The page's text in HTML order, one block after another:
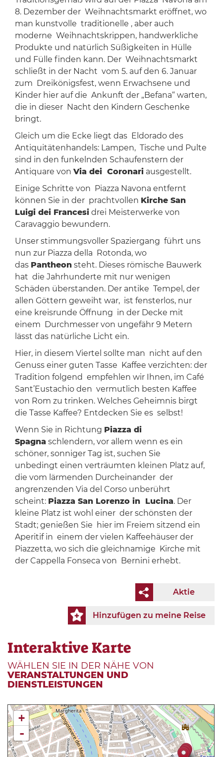
8. Dezember der Weihnachtsmarkt eröffnet, wo
man kunstvolle traditionelle , aber auch
moderne Weihnachtskrippen, handwerkliche
Produkte und natürlich Süßigkeiten in Hülle
und Fülle finden kann. Der Weihnachtsmarkt
schließt in der Nacht vom 5. auf den 6. Januar
zum Dreikönigsfest, wenn Erwachsene und
Kinder hier auf die Ankunft der „Befana“ warten,
die in dieser Nacht den Kindern Geschenke
bringt.
Gleich um die Ecke liegt das Eldorado des
Antiquitätenhandels: Lampen, Tische und Pulte
sind in den funkelnden Schaufenstern der
Antiquare von Via dei Coronariausgestellt.
Einige Schritte von Piazza Navona entfernt
können Sie in der prachtvollen Kirche San
Luigi dei Francesidrei Meisterwerke von
Caravaggio bewundern.
Unser stimmungsvoller Spaziergang führt uns
nun zur Piazza della Rotonda, wo
das Pantheonsteht. Dieses römische Bauwerk
hat die Jahrhunderte mit nur wenigen
Schäden überstanden. Der antike Tempel, der
allen Göttern geweiht war, ist fensterlos, nur
eine kreisrunde Öffnung in der Decke mit
einem Durchmesser von ungefähr 9 Metern
lässt das natürliche Licht ein.
Hier, in diesem Viertel sollte man nicht auf den
Genuss einer guten Tasse Kaffee verzichten: der
Tradition folgend empfehlen wir Ihnen, im Café
Sant’Eustachio den vermutlich besten Kaffee
von Rom zu trinken. Welches Geheimnis birgt
die Tasse Kaffee? Entdecken Sie es selbst!
Wenn Sie in Richtung Piazza di
Spagna schlendern, vor allem wenn es ein
schöner, sonniger Tag ist, suchen Sie
unbedingt einen verträumten kleinen Platz auf,
die vom lärmenden Durcheinander der
angrenzenden Via del Corso unberührt
scheint: Piazza San Lorenzo in Lucina. Der
kleine Platz ist wohl einer der schönsten der
Stadt; genießen Sie hier im Freiem sitzend ein
Aperitif in einem der vielen Kaffeehäuser der
Piazzetta, wo sich die gleichnamige Kirche mit
der Cappella Fonseca von Bernini erhebt.
Aktie
Hinzufügen zu meine Reise
Interaktive Karte
WÄHLEN SIE IN DER NÄHE VON
VERANSTALTUNGEN UND
DIENSTLEISTUNGEN
+
-